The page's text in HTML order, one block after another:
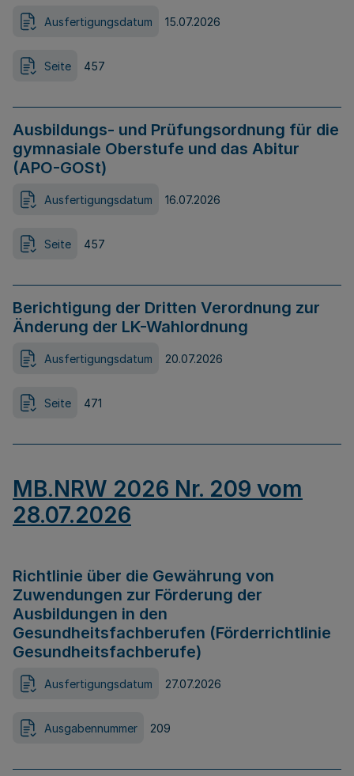
Ausfertigungsdatum 15.07.2026
Seite 457
Ausbildungs- und Prüfungsordnung für die
gymnasiale Oberstufe und das Abitur
(APO-GOSt)
Ausfertigungsdatum 16.07.2026
Seite 457
Berichtigung der Dritten Verordnung zur
Änderung der LK-Wahlordnung
Ausfertigungsdatum 20.07.2026
Seite 471
MB.NRW 2026 Nr. 209 vom
28.07.2026
Richtlinie über die Gewährung von
Zuwendungen zur Förderung der
Ausbildungen in den
Gesundheitsfachberufen (Förderrichtlinie
Gesundheitsfachberufe)
Ausfertigungsdatum 27.07.2026
Ausgabennummer 209